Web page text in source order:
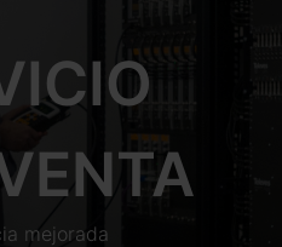
mejorada